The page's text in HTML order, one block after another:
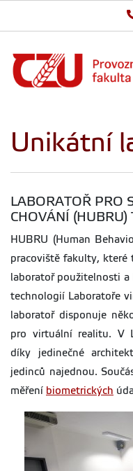
Unikátní
LABORATOŘ PRO
CHOVÁNÍ
HUBRU (Human
pracoviště fakulty, které
laboratoř použitelnosti
technologií Laboratoře
laboratoř disponuje
pro virtuální realitu. V
díky jedinečné
jedinců najednou.
měření biometrických